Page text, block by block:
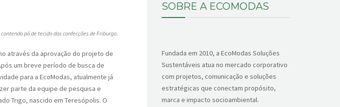
pó de tecido das confecções de Friburgo.
através da aprovação do projeto de
um breve período de busca de
para a EcoModas, atualmente já
parte da equipe de pesquisa e
Trigo, nascido em Teresópolis. O
SOBRE A ECOMODAS
Fundada em 2010, a EcoModas Soluções
Sustentáveis atua no mercado corporativo
com projetos, comunicação e soluções
estratégicas que conectam propósito,
marca e impacto socioambiental.